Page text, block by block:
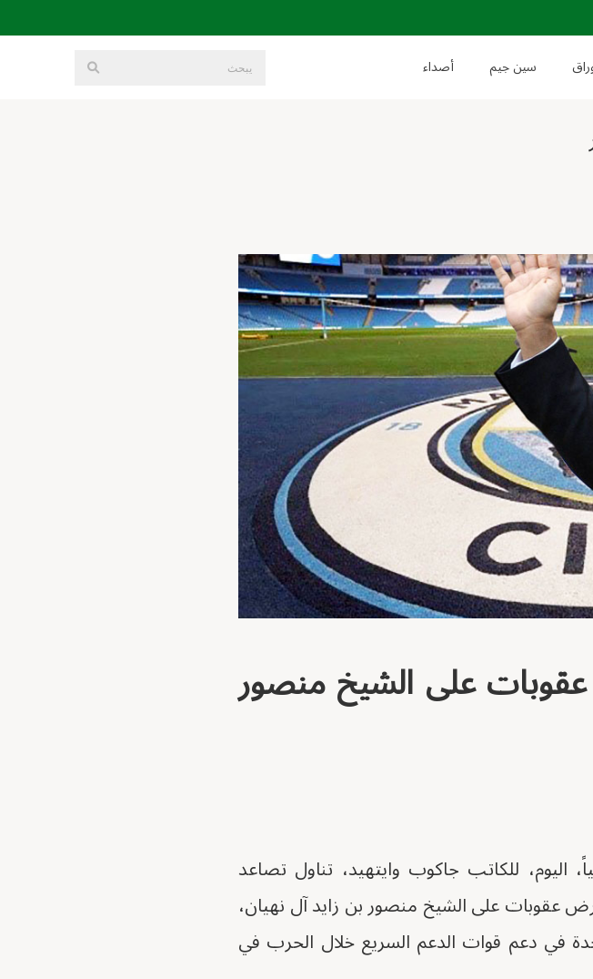
سين جيم أصداء
على الشيخ منصور
اليوم، للكاتب جاكوب وايتهيد، تناول تصاعد
عقوبات على الشيخ منصور بن زايد آل نهيان،
في دعم قوات الدعم السريع خلال الحرب في